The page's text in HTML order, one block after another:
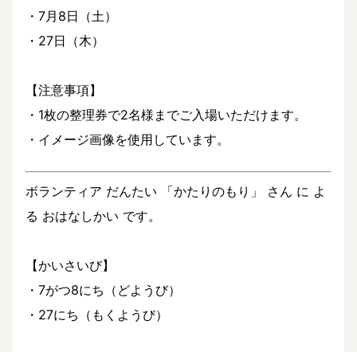
・7月8日（土）
・27日（木）
【注意事項】
・1枚の整理券で2名様までご入場いただけます。
・イメージ画像を使用しています。
ボランティア だんたい 「かたりのもり」 さん に よ
る おはなしかい です。
【かいさいび】
・7がつ8にち（どようび）
・27にち（もくようび）